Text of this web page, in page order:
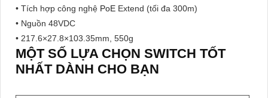
• Tích hợp công nghệ PoE Extend (tối đa 300m)
• Nguồn 48VDC
• 217.6×27.8×103.35mm, 550g
MỘT SỐ LỰA CHỌN SWITCH TỐT
NHẤT DÀNH CHO BẠN